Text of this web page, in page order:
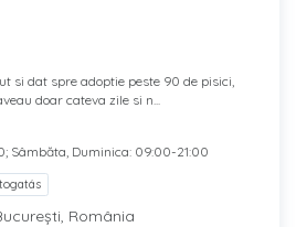
si dat spre adoptie peste 90 de pisici,
doar cateva zile si n...
Sâmbăta, Duminica: 09:00-21:00
România